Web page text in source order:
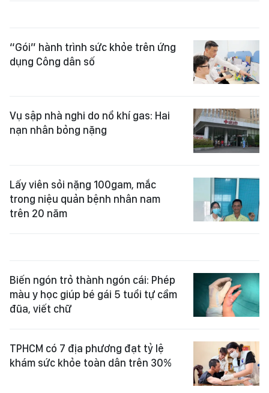
“Gói” hành trình sức khỏe trên ứng
dụng Công dân số
Vụ sập nhà nghi do nổ khí gas: Hai
nạn nhân bỏng nặng
Lấy viên sỏi nặng 100gam, mắc
trong niệu quản bệnh nhân nam
trên 20 năm
Biến ngón trỏ thành ngón cái: Phép
màu y học giúp bé gái 5 tuổi tự cầm
đũa, viết chữ
TPHCM có 7 địa phương đạt tỷ lệ
khám sức khỏe toàn dân trên 30%